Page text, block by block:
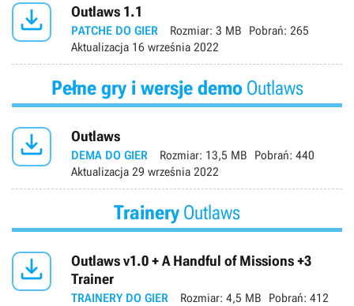
 Outlaws 1.1
PATCHE DO GIER Rozmiar: 3 MB Pobrań: 265
Aktualizacja 16 września 2022
Pełne gry i wersje demoOutlaws
 Outlaws
DEMA DO GIER Rozmiar: 13,5 MB Pobrań: 440
Aktualizacja 29 września 2022
Trainery Outlaws

Outlaws v1.0 + A Handful of Missions +3
Trainer
TRAINERY DO GIER Rozmiar: 4,5 MB Pobrań: 412